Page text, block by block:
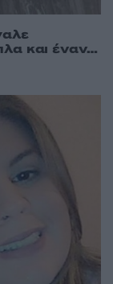
και έναν…